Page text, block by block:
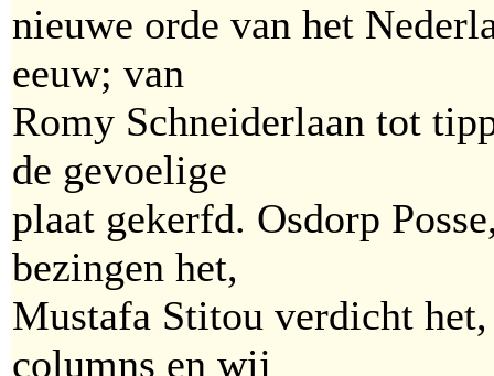
nieuwe orde van het
eeuw; van
Romy Schneiderlaan tot
de gevoelige
plaat gekerfd. Osdorp
bezingen het,
Mustafa Stitou verdicht
columns en wij